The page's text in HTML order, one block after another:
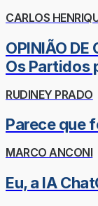
CARLOS
OPINIÃO DE
Os Partidos
RUDINEY PRADO
Parece que
MARCO ANCONI
Eu, a IA